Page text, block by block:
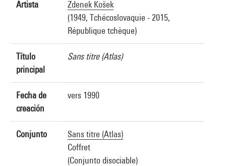
Artista
Zdenek Košek
(1949, Tchécoslovaquie - 2015,
République tchèque)
Título
principal
Sans titre (Atlas)
Fecha de
creación
vers 1990
Conjunto
Sans titre (Atlas)
Coffret
(Conjunto disociable)